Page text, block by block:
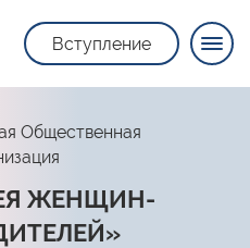
Вступление
Общественная
ЖЕНЩИН-